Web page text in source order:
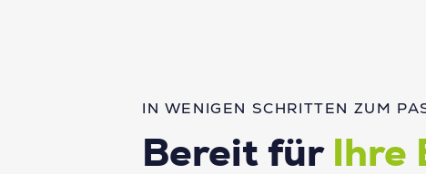
IN WENIGEN SCHRITTEN ZUM
Bereit für